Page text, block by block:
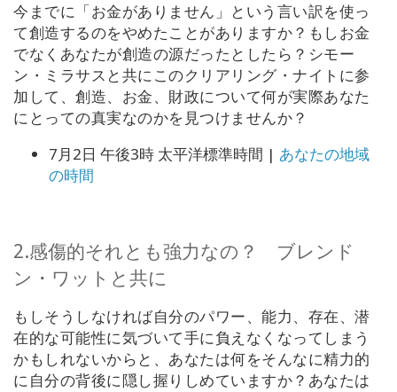
Shop
More
検
今までに「お金がありません」という言い訳を使っ
て創造するのをやめたことがありますか？もしお金
でなくあなたが創造の源だったとしたら？シモー
ン・ミラサスと共にこのクリアリング・ナイトに参
加して、創造、お金、財政について何が実際あなた
にとっての真実なのかを見つけませんか？
7月2日 午後3時 太平洋標準時間 | あなたの地域
の時間
2.感傷的それとも強力なの？ ブレンド
ン・ワットと共に
もしそうしなければ自分のパワー、能力、存在、潜
在的な可能性に気づいて手に負えなくなってしまう
かもしれないからと、あなたは何をそんなに精力的
に自分の背後に隠し握りしめていますか？あなたは